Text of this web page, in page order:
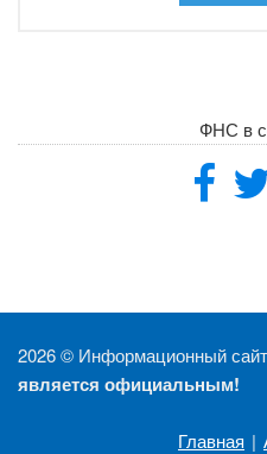
ФНС в
2026 © Информационный
является официальным!
Главная |